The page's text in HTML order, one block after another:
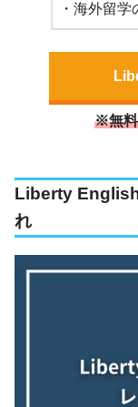
・海外留
※無料
Liberty
れ